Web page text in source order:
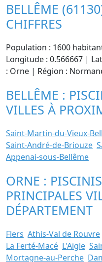
BELLÊME
CHIFFRES
Population : 1600
Longitude : 0.566667 |
: Orne | Région :
BELLÊME :
VILLES À
Saint-Martin-du-Vieux-
Saint-André-de-Briouze
Appenai-sous-Bellême
ORNE :
PRINCIPALES
DÉPARTEMENT
Flers Athis-Val de Rouvre
La Ferté-Macé L'Aigle
Mortagne-au-Perche